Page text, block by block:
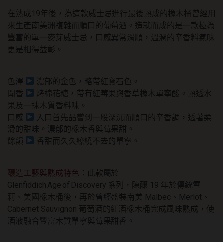
在熟成19年後，為這款威士忌進行最後熟成的橡木桶曾經用
來生產南美洲複雜而順口的葡萄酒。造就而成的是一款極為
豐富的單一麥芽威士忌，口感異常滑順，溫潤的辛香料氣味
更是相得益彰。
色澤
濃郁的金色，略帶紅寶石色。
聞香
烤棉花糖，帶有紅莓果與香草橡木單寧酸。熟透水
果及一抹木質香料味。
口感
入口首先品嘗到一股深沉而順口的辛香調，透著柔
滑的甜味。濃郁的橡木香與莓果甜。
餘韻
香甜而久久繚繞不去的單寧。
釀造工藝與熟成特色： 此款屬於
Glenfiddich Age of Discovery 系列，陳釀 19 年於傳統雪
莉、美國橡木桶後，再於曾經盛裝南美 Malbec、Merlot、
Cabernet Sauvignon 葡萄酒的紅酒橡木桶完成風味熟成，使
酒液融合豐富木質單寧與莓果甜香。